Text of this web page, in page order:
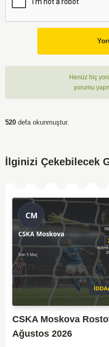
Henüz hiç
yorumu
520 defa okunmuştur.
İlginizi Çekebilecek
CSKA Moskova
Ağustos 2026